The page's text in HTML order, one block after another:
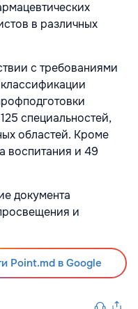
в различных
с требованиями
специальностей,
областей. Кроме
воспитания и 49
документа
и
Point.md в Google